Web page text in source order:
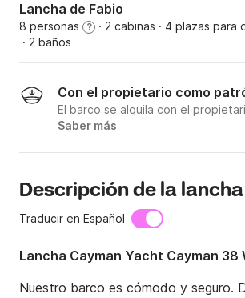
Lancha de Fabio
8 personas ? · 2 cabinas · 4 plazas para
· 2 baños
Con el propietario como
El barco se alquila con el
Saber más
Descripción de la
Traducir en Español
Lancha Cayman Yacht Cayman 38
Nuestro barco es cómodo y seguro.